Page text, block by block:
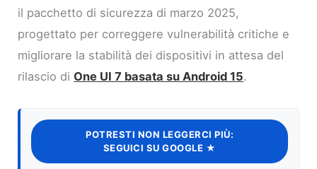
il pacchetto di sicurezza di marzo 2025,
progettato per correggere vulnerabilità critiche e
migliorare la stabilità dei dispositivi in attesa del
rilascio di One UI 7 basata su Android 15.
POTRESTI NON LEGGERCI PIÙ:
SEGUICI SU GOOGLE ★